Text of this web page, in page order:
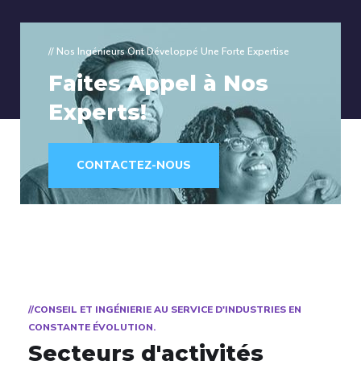
// Nos Ingénieurs Ont Développé Une Forte Expertise
Faites Appel à Nos
Experts!
CONTACTEZ-NOUS
//CONSEIL ET INGÉNIERIE AU SERVICE D'INDUSTRIES EN
CONSTANTE ÉVOLUTION.
Secteurs d'activités